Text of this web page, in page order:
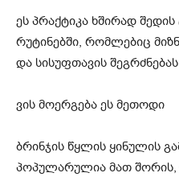
ეს პრაქტიკა ხშირად
რუტინებში, რომლებიც
და სისუფთავის
ვის მოერგება ეს მეთოდი
ბრინჯის წყლის ყინულის
პოპულარულია მათ შორის,